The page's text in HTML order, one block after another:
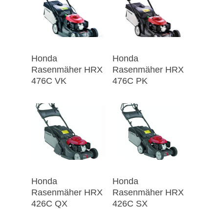
Honda
Rasenmäher HRX
476C VK
Honda
Rasenmäher HRX
476C PK
Honda
Rasenmäher HRX
426C QX
Honda
Rasenmäher HRX
426C SX